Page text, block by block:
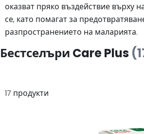
оказват пряко въздействие върху
се, като помагат за
разпространението на маларията.
Бестселъри Care Plus
17 продукти